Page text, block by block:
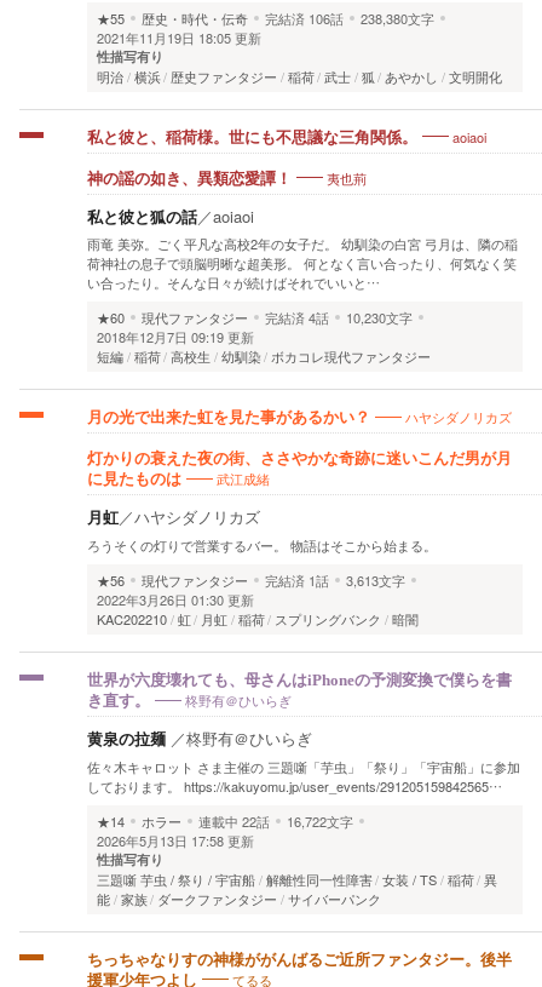
★55
歴史・時代・伝奇 完結済 106話
238,380文字
2021年11月19日 18:05 更新
性描写有り
明治 横浜 歴史ファンタジー 稲荷 武士 狐 あやかし 文明開化
私と彼と、稲荷様。世にも不思議な三角関係。 aoiaoi
神の謡の如き、異類恋愛譚！ 夷也荊
私と彼と狐の話／aoiaoi
雨竜 美弥。ごく平凡な高校2年の女子だ。 幼馴染の白宮 弓月は、隣の稲
荷神社の息子で頭脳明晰な超美形。 何となく言い合ったり、何気なく笑
い合ったり。そんな日々が続けばそれでいいと…
★60
現代ファンタジー 完結済4話
10,230文字
2018年12月7日 09:19 更新
短編 稲荷 高校生 幼馴染 ボカコレ現代ファンタジー
月の光で出来た虹を見た事があるかい？ ハヤシダノリカズ
灯かりの衰えた夜の街、ささやかな奇跡に迷いこんだ男が月
に見たものは
武江成緒
月虹／ハヤシダノリカズ
ろうそくの灯りで営業するバー。 物語はそこから始まる。
★56
現代ファンタジー 完結済 1話
3,613文字
2022年3月26日 01:30 更新
KAC202210 虹 月虹 稲荷 スプリングバンク 暗闇
世界が六度壊れても、母さんはiPhoneの予測変換で僕らを書
き直す。
柊野有＠ひいらぎ
黄泉の拉麺 ／柊野有＠ひいらぎ
佐々木キャロット さま主催の 三題噺「芋虫」「祭り」「宇宙船」に参加
しております。 https://kakuyomu.jp/user_events/291205159842565…
★14
ホラー 連載中 22話
16,722文字
2026年5月13日 17:58 更新
性描写有り
三題噺 芋虫 / 祭り / 宇宙船 解離性同一性障害 女装 / TS 稲荷 異
能 家族 ダークファンタジー サイバーパンク
ちっちゃなりすの神様ががんばるご近所ファンタジー。後半
援軍少年つよし
てるる